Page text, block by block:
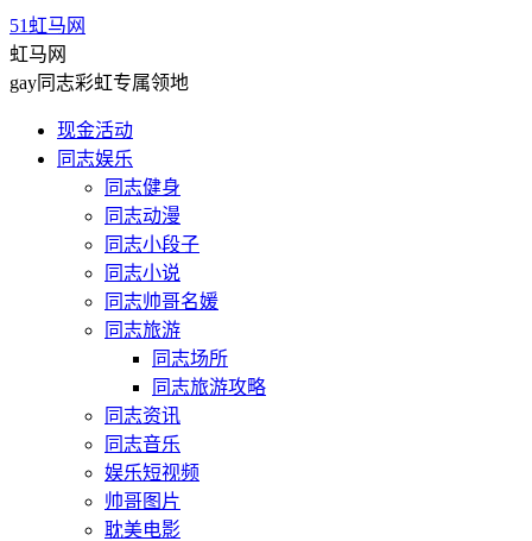
51虹马网
虹马网
gay同志彩虹专属领地
现金活动
同志娱乐
同志健身
同志动漫
同志小段子
同志小说
同志帅哥名媛
同志旅游
同志场所
同志旅游攻略
同志资讯
同志音乐
娱乐短视频
帅哥图片
耽美电影